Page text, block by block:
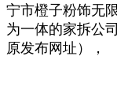
宁市橙子粉饰无
为一体的家拆公
原发布网址），